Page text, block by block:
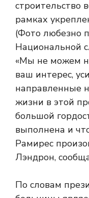
«Мы не можем
ваш интерес,
направленные
жизни в этой
большой
выполнена и
Рамирес
Лэндрон,
По словам